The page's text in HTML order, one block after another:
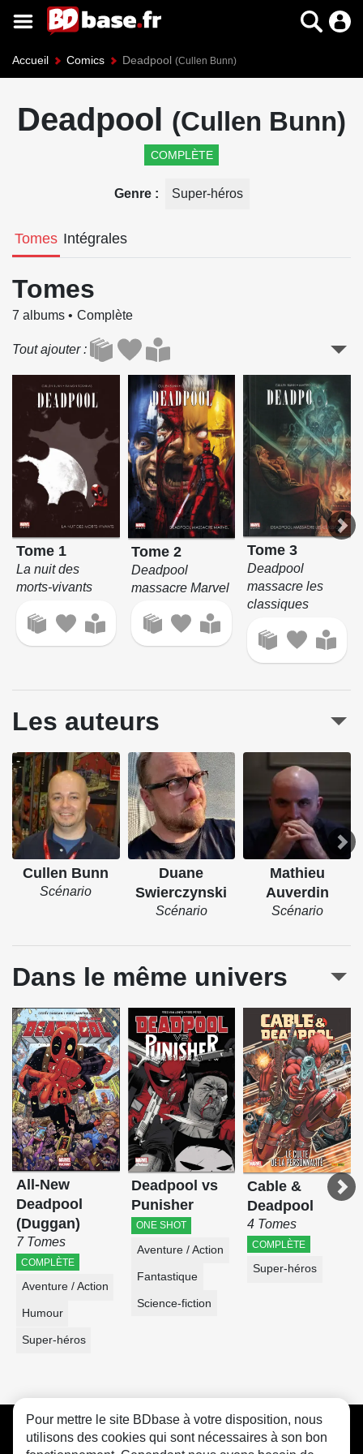
Accueil Comics Deadpool (Cullen Bunn)
Deadpool (Cullen Bunn)
COMPLÈTE
Genre Super-héros
Tomes Intégrales
Tomes
7 albums Complète
Tout ajouter
Tome 1
La nuit des
morts-vivants
Tome 2
Deadpool
massacre Marvel
Tome 3
Deadpool
massacre les
classiques
Les auteurs
Cullen Bunn
Scénario
Duane
Swierczynski
Scénario
Mathieu
Auverdin
Scénario
Dans le même univers
All-New
Deadpool
(Duggan)
7 Tomes
COMPLÈTE
Aventure / Action
Humour
Super-héros
Deadpool vs
Punisher
ONE SHOT
Aventure / Action
Fantastique
Science-fiction
Cable &
Deadpool
4 Tomes
COMPLÈTE
Super-héros
CGU FAQ Contact Cookies
Pour mettre le site BDbase à votre disposition, nous
utilisons des cookies qui sont nécessaires à son bon